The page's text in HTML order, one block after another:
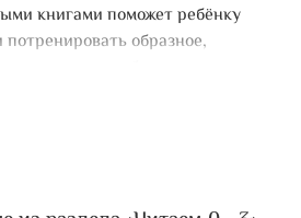
книгами поможет ребёнку
образное,
познакомит с буквами русского
поэтому долго будет радовать